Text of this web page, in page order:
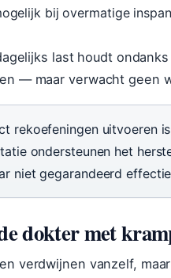
bij overmatige
last houdt
— maar verwacht geen
rekoefeningen uitvoeren
ondersteunen het
niet gegarandeerd
dokter met
verdwijnen vanzelf,